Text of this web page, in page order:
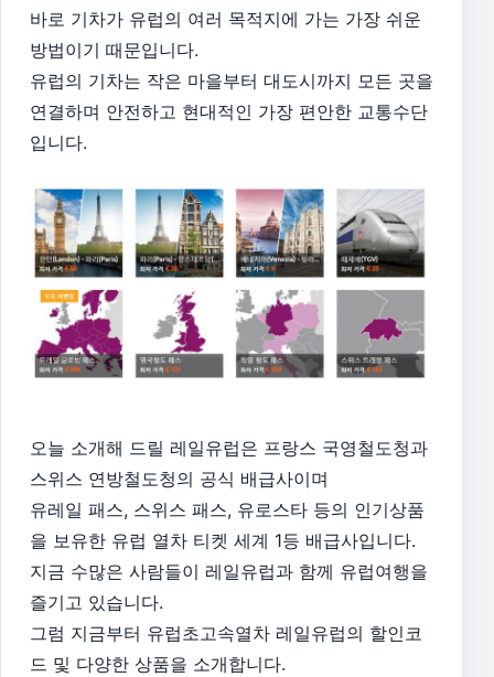
바로 기차가 유럽의 여러 목적지에 가는 가장 쉬운
방법이기 때문입니다.
유럽의 기차는 작은 마을부터 대도시까지 모든 곳을
연결하며 안전하고 현대적인 가장 편안한 교통수단
입니다.
오늘 소개해 드릴 레일유럽은 프랑스 국영철도청과
스위스 연방철도청의 공식 배급사이며
유레일 패스, 스위스 패스, 유로스타 등의 인기상품
을 보유한 유럽 열차 티켓 세계 1등 배급사입니다.
지금 수많은 사람들이 레일유럽과 함께 유럽여행을
즐기고 있습니다.
그럼 지금부터 유럽초고속열차 레일유럽의 할인코
드 및 다양한 상품을 소개합니다.